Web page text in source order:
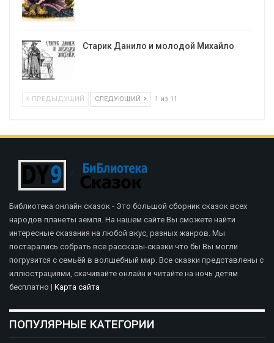
Старик Данило и молодой Михайло
ПРЕДЫДУЩИЙ СЛЕДУЮЩИЙ 1 из 11
Библиотека онлайн сказок - Это большой сборник сказок всех
народов планеты земля. На нашем сайте Вы сможете найти
интересные сказания на любой вкус, разных жанров. Мы
постарались собрать все рассказы-сказки что бы Вы могли
погрузится с семьёй в волшебный мир. Все сказки представлены с
иллюстрациями, скачивайте онлайн и читайте на ночь детям
бесплатно | Карта сайта
ПОПУЛЯРНЫЕ КАТЕГОРИИ